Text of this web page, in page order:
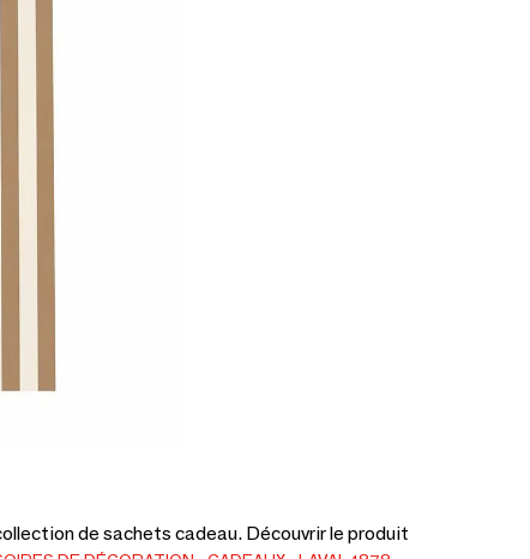
de sachets cadeau. Découvrir le produit